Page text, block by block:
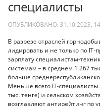
специалисты
ОПУБЛИКОВАНО: 31.10.2023,
В разрезе отраслей
лидировать и не только по
зарплату специалистам-
системам – в среднем 1 267
больше
Меньше всего IT-специалисты
тыс. тенге) и сельском
возглавляют антирейтинг по